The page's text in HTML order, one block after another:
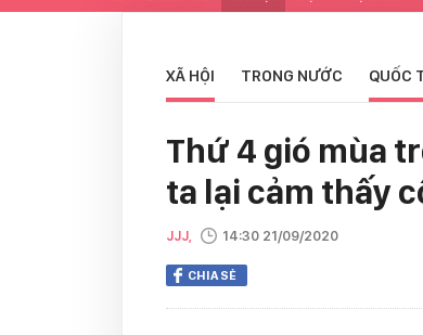
XÃ HỘI TRONG NƯỚC QUỐC
Thứ 4 gió mùa
ta lại cảm thấy
JJJ, 14:30 21/09/2020
CHIA SẺ